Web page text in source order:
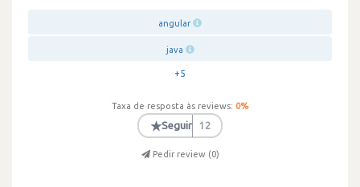
angular
java
+5
Taxa de resposta às reviews: 0%
★Seguir 12
Pedir review (0)